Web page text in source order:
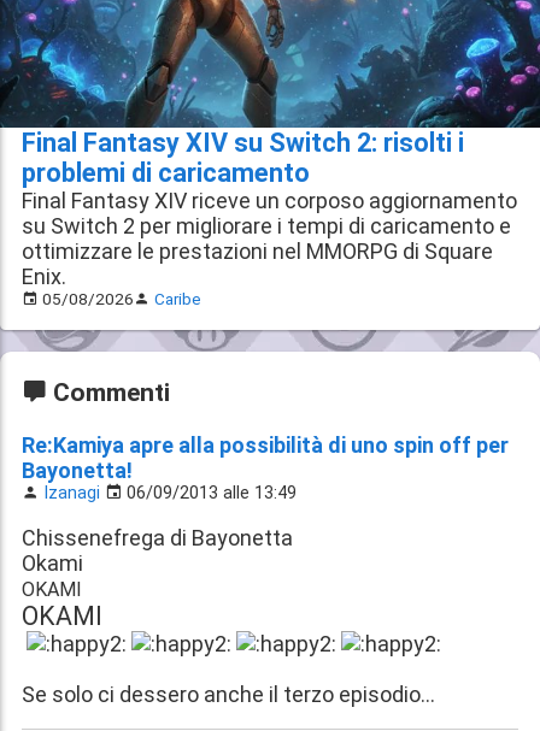
Final Fantasy XIV su Switch 2: risolti i
problemi di caricamento
Final Fantasy XIV riceve un corposo aggiornamento
su Switch 2 per migliorare i tempi di caricamento e
ottimizzare le prestazioni nel MMORPG di Square
Enix.
05/08/2026 Caribe
Commenti
Re:Kamiya apre alla possibilità di uno spin off per
Bayonetta!
Izanagi 06/09/2013 alle 13:49
Chissenefrega di Bayonetta
Okami
OKAMI
OKAMI
Se solo ci dessero anche il terzo episodio...